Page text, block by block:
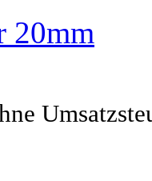
20mm